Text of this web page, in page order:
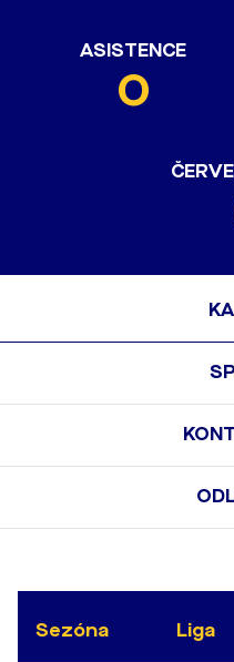
ASISTENCE
0
Sezóna Liga